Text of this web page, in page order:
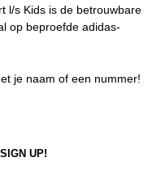
l/s Kids is de betrouwbare
op beproefde adidas-
je naam of een nummer!